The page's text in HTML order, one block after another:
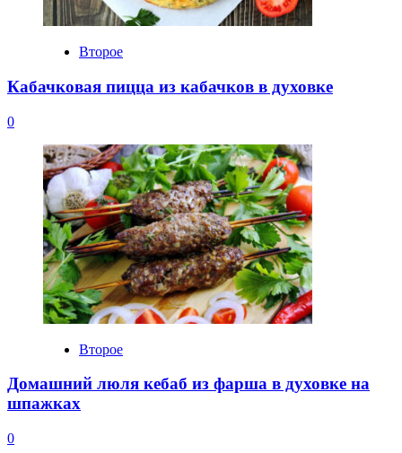
Второе
Кабачковая пицца из кабачков в духовке
0
Второе
Домашний люля кебаб из фарша в духовке на
шпажках
0